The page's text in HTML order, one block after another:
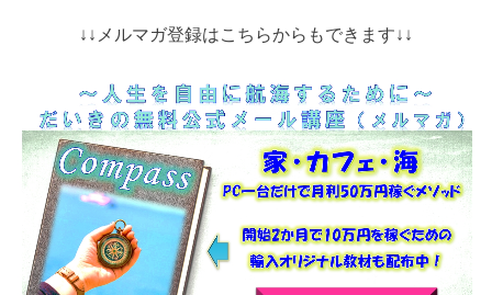
↓↓メルマガ登録はこちらからもできます↓↓